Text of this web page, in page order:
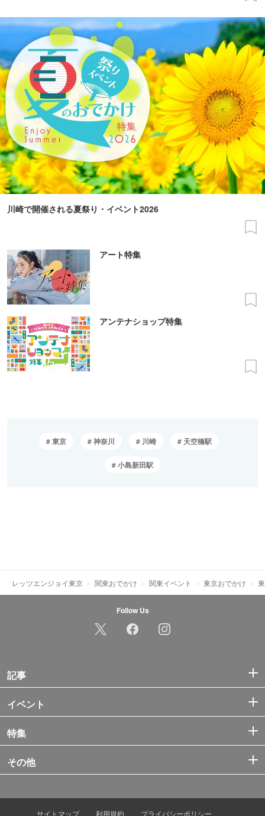
川崎で開催される夏祭り・イベント2026
アート特集
アンテナショップ特集
東京 神奈川 川崎 天空橋駅
小島新田駅
レッツエンジョイ東京 関東おでかけ 関東イベント 東京おでかけ
Follow Us
記事
イベント
特集
その他
サイトマップ 利用規約 プライバシーポリシー